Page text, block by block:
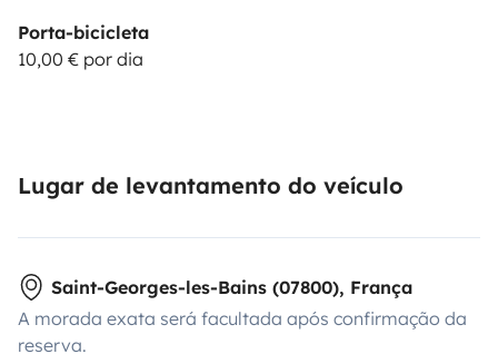
Porta-bicicleta
10,00 € por dia
Lugar de levantamento do veículo
Saint-Georges-les-Bains (07800), França
A morada exata será facultada após confirmação da
reserva.